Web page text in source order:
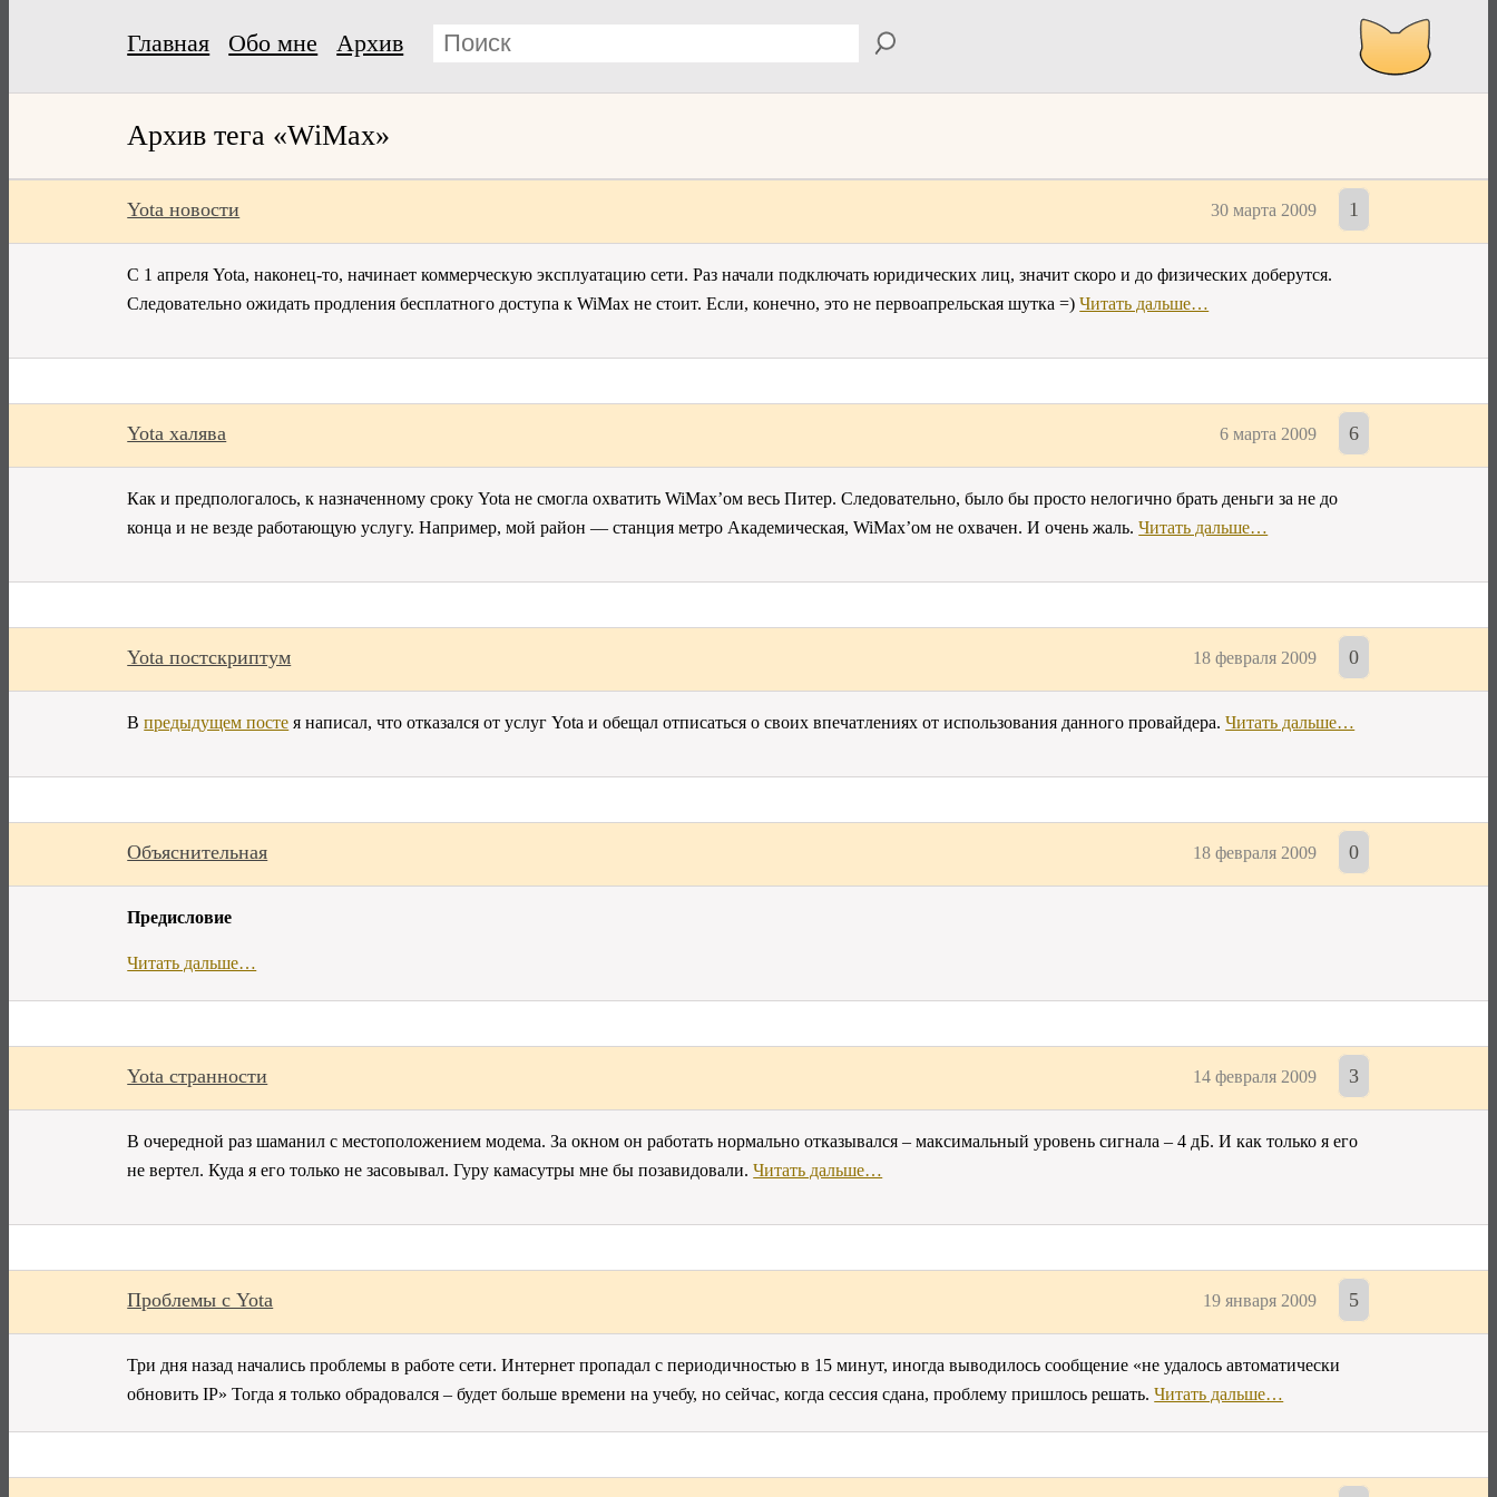
Главная Обо мне Архив
Архив тега «WiMax»
30 марта 2009 1
Yota новости
С 1 апреля Yota, наконец-то, начинает коммерческую эксплуатацию сети. Раз начали подключать юридических лиц, значит скоро и до физических доберутся.
Следовательно ожидать продления бесплатного доступа к WiMax не стоит. Если, конечно, это не первоапрельская шутка =)Читать дальше…
6 марта 2009 6
Yota халява
Как и предпологалось, к назначенному сроку Yota не смогла охватить WiMax’ом весь Питер. Следовательно, было бы просто нелогично брать деньги за не до
конца и не везде работающую услугу. Например, мой район — станция метро Академическая, WiMax’ом не охвачен. И очень жаль.Читать дальше…
18 февраля 2009 0
Yota постскриптум
Впредыдущем посте я написал, что отказался от услуг Yota и обещал отписаться о своих впечатлениях от использования данного провайдера.Читать дальше…
18 февраля 2009 0
Объяснительная
Предисловие
Читать дальше…
14 февраля 2009 3
Yota странности
В очередной раз шаманил с местоположением модема. За окном он работать нормально отказывался – максимальный уровень сигнала – 4 дБ. И как только я его
не вертел. Куда я его только не засовывал. Гуру камасутры мне бы позавидовали.Читать дальше…
19 января 2009 5
Проблемы с Yota
Три дня назад начались проблемы в работе сети. Интернет пропадал с периодичностью в 15 минут, иногда выводилось сообщение «не удалось автоматически
обновить IP» Тогда я только обрадовался – будет больше времени на учебу, но сейчас, когда сессия сдана, проблему пришлось решать.Читать дальше…